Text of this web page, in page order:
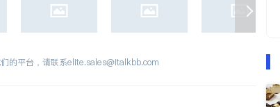
的平台，请联系elite.sales@italkbb.com